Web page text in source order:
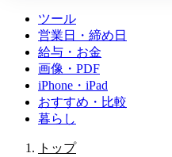
ツール
営業日・締め日
給与・お金
画像・PDF
iPhone・iPad
おすすめ・比較
暮らし
トップ